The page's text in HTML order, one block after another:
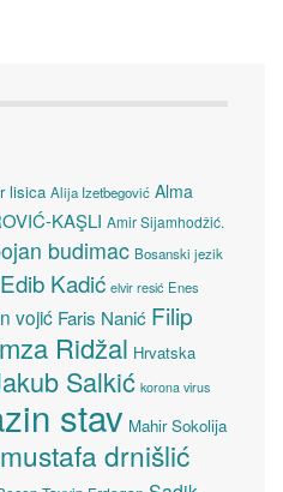
lisica Alija Izetbegović Alma
KAŞLI Amir Sijamhodžić.
budimac Bosanski jezik
Edib Kadić elvir resić Enes
vojić Faris Nanić Filip
Ridžal Hrvatska
Salkić korona virus
stav Mahir Sokolija
mustafa drnišlić